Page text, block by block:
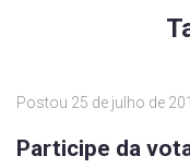
Postou 25 de julho de
Participe da